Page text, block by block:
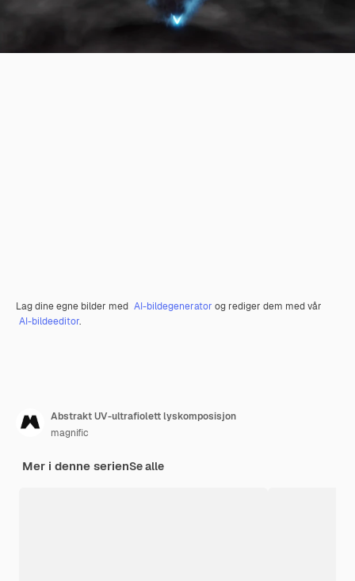
Lag dine egne bilder med AI-bildegenerator og rediger dem med vår
AI-bildeeditor.
Abstrakt UV-ultrafiolett lyskomposisjon
magnific
Mer i denne serienSe alle